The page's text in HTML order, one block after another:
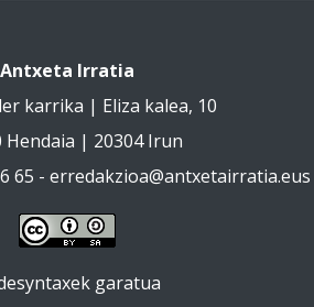
Antxeta Irratia
karrika | Eliza kalea, 10
Hendaia | 20304 Irun
65 - erredakzioa@antxetairratia.eus
garatua